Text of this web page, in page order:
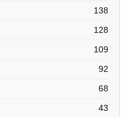
138
128
109
92
68
43